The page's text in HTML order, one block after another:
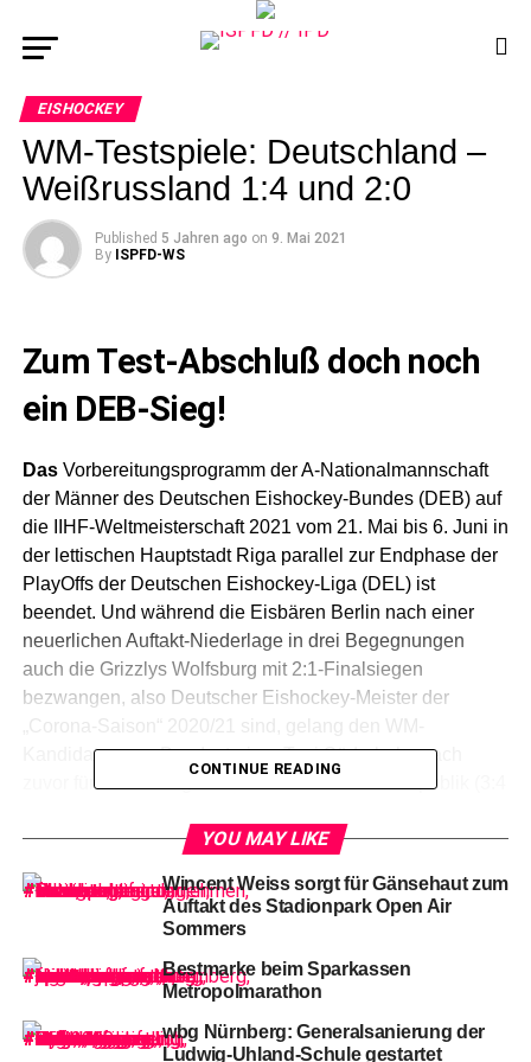
EISHOCKEY
WM-Testspiele: Deutschland –
Weißrussland 1:4 und 2:0
Published 5 Jahren ago on 9. Mai 2021
By ISPFD-WS
Zum Test-Abschluß doch noch
ein DEB-Sieg!
DasVorbereitungsprogramm der A-Nationalmannschaft
der Männer des Deutschen Eishockey-Bundes (DEB) auf
die IIHF-Weltmeisterschaft 2021 vom 21. Mai bis 6. Juni in
der lettischen Hauptstadt Riga parallel zur Endphase der
PlayOffs der Deutschen Eishockey-Liga (DEL) ist
beendet. Und während die Eisbären Berlin nach einer
neuerlichen Auftakt-Niederlage in drei Begegnungen
auch die Grizzlys Wolfsburg mit 2:1-Finalsiegen
bezwangen, also Deutscher Eishockey-Meister der
Kandidaten von Bundestrainer Toni Söderholm nach
zuvor fünf Niederlagen in der Slowakischen Republik (3:4
Nürnberg gegen die Tschechische Republik (1:4 + 4:5)
und Belarus (1:4) im sechsten und letzten Testspiel gegen
Weißrussland, dem vierten Auftritte in der Noris, endlich
der erhoffte Erfolg!
Aufstellung beider Mannschaften bei den Nationalhymnen.
CONTINUE READING
YOU MAY LIKE
Wincent Weiss sorgt für Gänsehaut zum
Auftakt des Stadionpark Open Air
Sommers
Bestmarke beim Sparkassen
Metropolmarathon
wbg Nürnberg: Generalsanierung der
Ludwig-Uhland-Schule gestartet